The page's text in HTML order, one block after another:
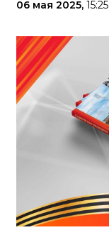
06 мая 2025, 15:25